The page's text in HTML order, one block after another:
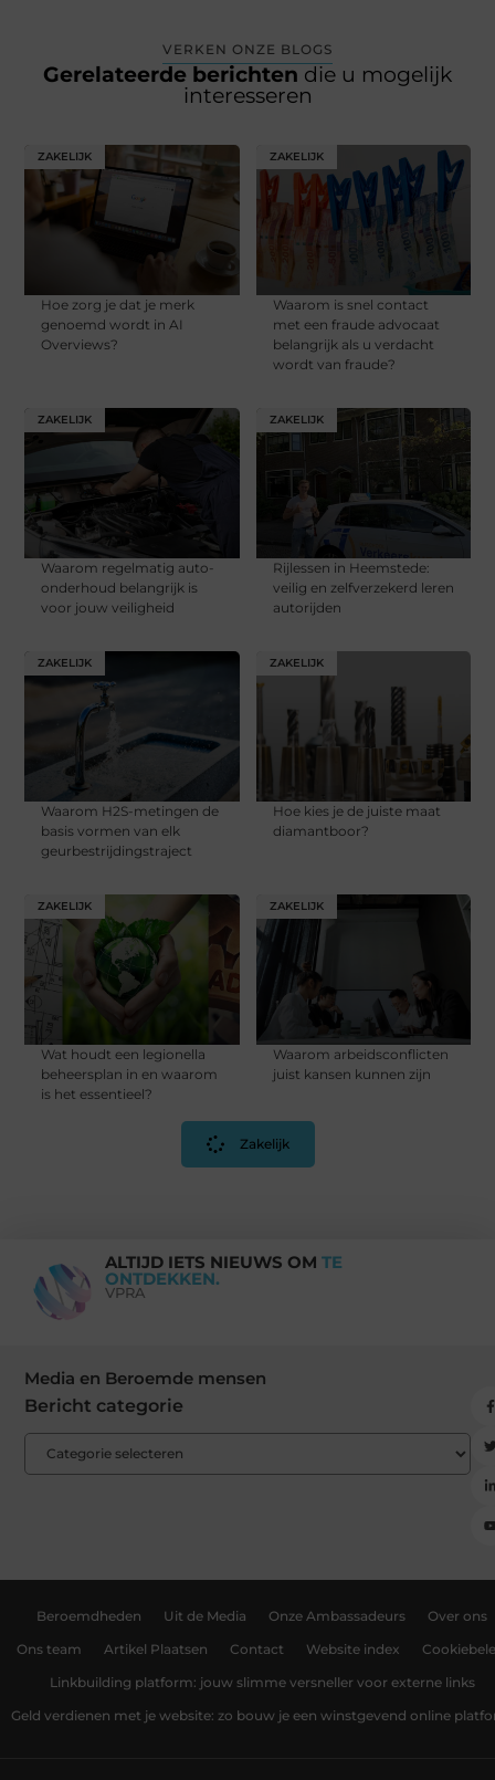
VERKEN ONZE BLOGS
Gerelateerde berichten die u mogelijk
interesseren
ZAKELIJK
Hoe zorg je dat je merk
genoemd wordt in AI
Overviews?
ZAKELIJK
Waarom is snel contact
met een fraude advocaat
belangrijk als u verdacht
wordt van fraude?
ZAKELIJK
Waarom regelmatig auto-
onderhoud belangrijk is
voor jouw veiligheid
ZAKELIJK
Rijlessen in Heemstede:
veilig en zelfverzekerd leren
autorijden
ZAKELIJK
Waarom H2S-metingen de
basis vormen van elk
geurbestrijdingstraject
ZAKELIJK
Hoe kies je de juiste maat
diamantboor?
ZAKELIJK
Wat houdt een legionella
beheersplan in en waarom
is het essentieel?
ZAKELIJK
Waarom arbeidsconflicten
juist kansen kunnen zijn
Zakelijk
ALTIJD IETS NIEUWS OM TE
ONTDEKKEN.
VPRA
Media en Beroemde mensen
Bericht categorie
Beroemdheden Uit de Media Onze Ambassadeurs Over ons
Ons team Artikel Plaatsen Contact Website index
Linkbuilding platform: jouw slimme versneller voor externe links
Geld verdienen met je website: zo bouw je een winstgevend online